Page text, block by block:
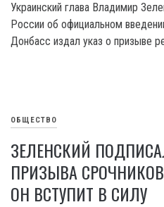
Украинский глава Владимир
России об официальном
Донбасс издал указ о призыве
ОБЩЕСТВО
ЗЕЛЕНСКИЙ
ПРИЗЫВА
ОН ВСТУПИТ В СИЛУ